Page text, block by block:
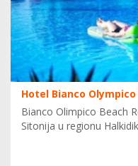
Hotel Bianco
Bianco Olimpico Beach
Sitonija u regionu